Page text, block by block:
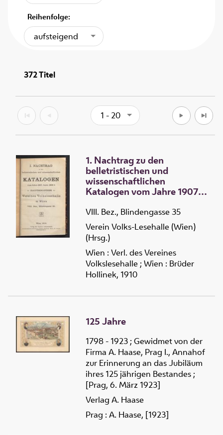
Reihenfolge:
aufsteigend
372Titel
1 - 20
1. Nachtrag zu den
belletristischen und
wissenschaftlichen
Katalogen vom Jahre 1907,
Hauptbibliothek des
Vereines Volkslesehalle in
Wien
VIII. Bez., Blindengasse 35
Verein Volks-Lesehalle (Wien)
(Hrsg.)
Wien : Verl. des Vereines
Volkslesehalle ; Wien : Brüder
Hollinek, 1910
125 Jahre
1798 - 1923 ; Gewidmet von der
Firma A. Haase, Prag I., Annahof
zur Erinnerung an das Jubiläum
ihres 125 jährigen Bestandes ;
[Prag, 6. März 1923]
Verlag A. Haase
Prag : A. Haase, [1923]